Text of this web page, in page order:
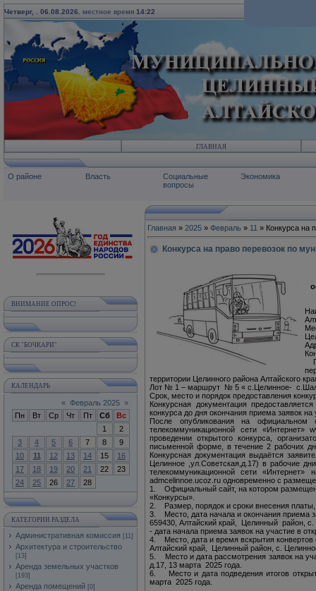
Четверг, 06.08.2026 , местное время 14:22
ГЛАВНАЯ
О районе Власть
Социальные
вопросы
Экономика
ВНИМАНИЕ ОПРОС!
СК "БОЧКАРИ"
КАЛЕНДАРЬ
« Февраль 2025 »
Пн
Вт Ср Чт Пт Сб
Вс
1
2
3
4 5 6 7 8
9
10
11 12 13 14 15
16
17
18 19 20 21 22
23
24
25 26 27 28
КАТЕГОРИИ РАЗДЕЛА
Административная комиссия [11]
Архитектура и строительство
[13]
Аренда земельных участков
[193]
Аренда помещений [0]
Главная » 2025 » Февраль » 11 » Конкурса на
Конкурса на право перевозок по
территории Целинного района Алтайского
Лот № 1 – маршрут № 5 « с.Целинное-
Срок, место и порядок предоставления
Конкурсная документация
конкурса до дня окончания приема заявок
После опубликования на
телекоммуникационной сети «Интернет»
проведении открытого конкурса,
письменной форме, в течение 2 рабочих
Конкурсная документация выдаётся
Целинное ,ул.Советская,д.17) в рабочие
телекоммуникационной сети
admcelinnoe.ucoz.ru одновременно с
1. Официальный сайт, на котором
«Конкурсы».
2. Размер, порядок и сроки внесения платы,
3. Место, дата начала и окончания приема
659430, Алтайский край, Целинный район,
- дата начала приема заявок на участие в
4. Место, дата и время вскрытия конвертов
Алтайский край, Целинный район, с.
5. Место и дата рассмотрения заявок на
д.17, 13 марта 2025 года.
6. Место и дата подведения итогов
марта 2025 года.